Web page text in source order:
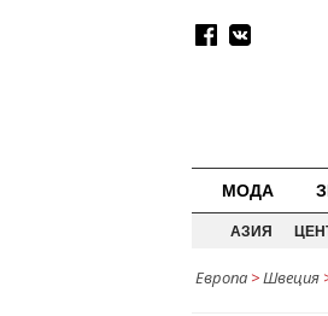
МОДА
АЗИЯ
Европа >Швеция